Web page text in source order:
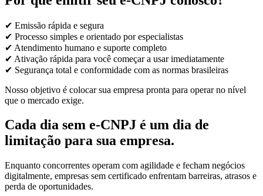
✔ Emissão rápida e segura
✔ Processo simples e orientado por especialistas
✔ Atendimento humano e suporte completo
✔ Ativação rápida para você começar a usar imediatamente
✔ Segurança total e conformidade com as normas brasileiras
Nosso objetivo é colocar sua empresa pronta para operar no nível
que o mercado exige.
Cada dia sem e-CNPJ é um dia de
limitação para sua empresa.
Enquanto concorrentes operam com agilidade e fecham negócios
digitalmente, empresas sem certificado enfrentam barreiras, atrasos e
perda de oportunidades.